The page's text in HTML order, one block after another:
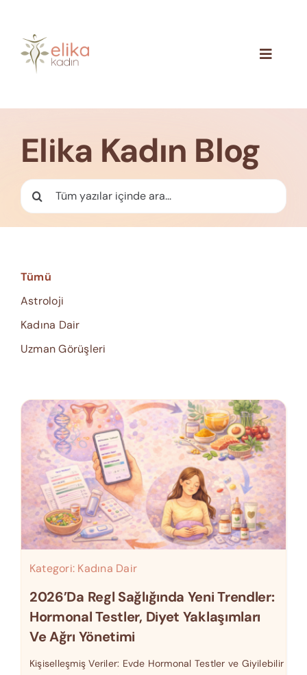
content
Toggle
İletişim
Elika Kadın Blog
Ara:
Tümü
Astroloji
Kadına Dair
Uzman Görüşleri
Kategori: Kadına Dair
2026’da Regl Sağlığında Yeni Trendler:
Hormonal Testler, Diyet Yaklaşımları
Ve Ağrı Yönetimi
Kişiselleşmiş Veriler: Evde Hormonal Testler ve Giyilebilir